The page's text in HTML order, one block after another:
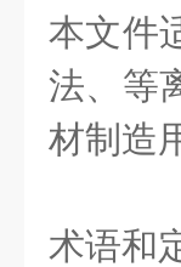
本文件
法、等
材制造
术语和